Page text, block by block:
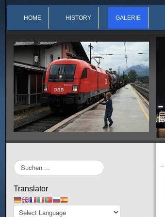
HOME HISTORY GALERIE
Suchen
...
Translator